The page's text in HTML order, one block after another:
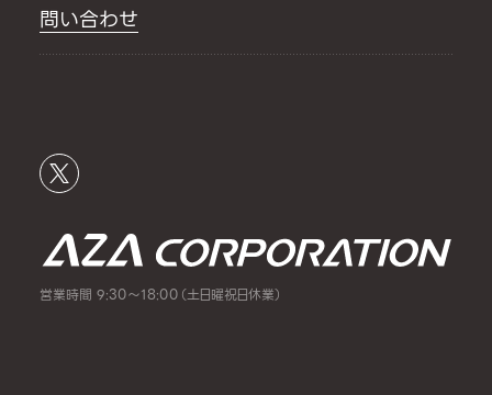
問い合わせ
営業時間 9:30～18:00（土日曜祝日休業）